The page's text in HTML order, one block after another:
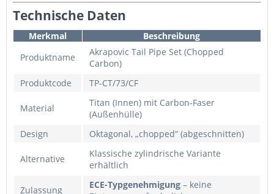
Technische Daten
Merkmal
Beschreibung
Produktname
Akrapovic Tail Pipe Set (Chopped
Carbon)
Produktcode
TP-CT/73/CF
Material
Titan (Innen) mit Carbon-Faser
(Außenhülle)
Design
Oktagonal, „chopped“ (abgeschnitten)
Alternative
Klassische zylindrische Variante
erhältlich
Zulassung ECE-Typgenehmigung – keine